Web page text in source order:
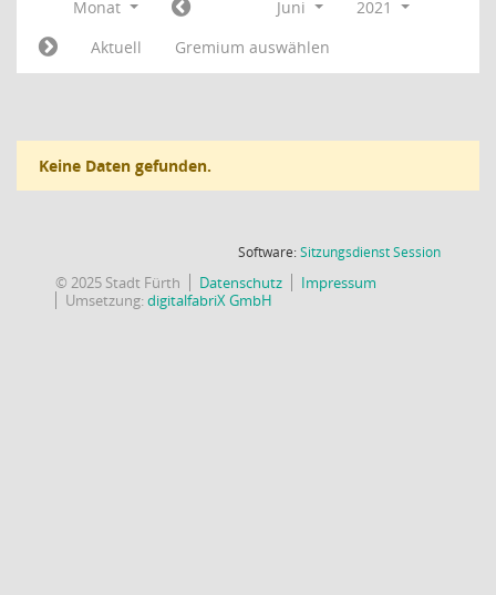
Monat Juni
2021
Aktuell
Gremium auswählen
Keine Daten gefunden.
Software:SitzungsdienstSession(Wird in
© 2025 Stadt Fürth Datenschutz
Impressum
Umsetzung:digitalfabriX GmbH